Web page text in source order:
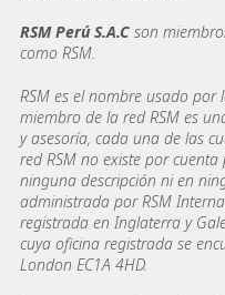
RSM Perú S.A.C son
como RSM.
RSM es el nombre usado por
miembro de la red RSM es
y asesoría, cada una de las
red RSM no existe por
ninguna descripción ni en
administrada por RSM
registrada en Inglaterra y
cuya oficina registrada se
London EC1A 4HD.